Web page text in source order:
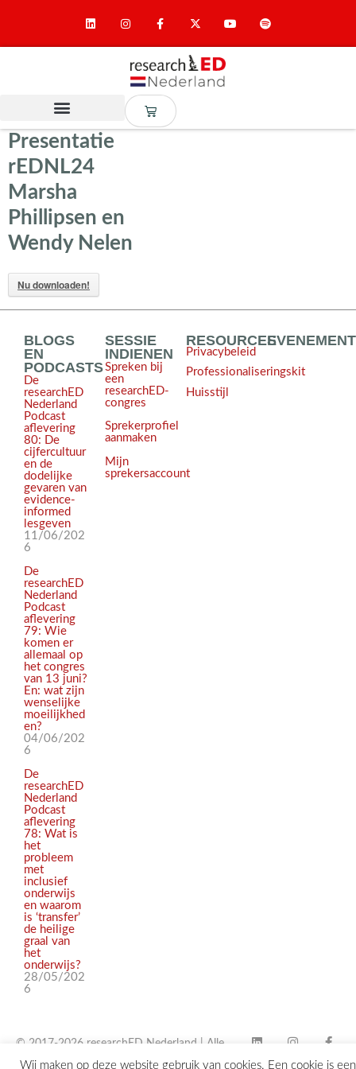
Presentatie
rEDNL24
Marsha
Phillipsen en
Wendy Nelen
Nu downloaden!
BLOGS
EN
PODCASTS
De
researchED
Nederland
Podcast
aflevering
80: De
cijfercultuur
en de
dodelijke
gevaren van
evidence-
informed
lesgeven
11/06/202
6
De
researchED
Nederland
Podcast
aflevering
79: Wie
komen er
allemaal op
het congres
van 13 juni?
En: wat zijn
wenselijke
moeilijkhed
en?
04/06/202
6
De
researchED
Nederland
Podcast
aflevering
78: Wat is
het
probleem
met
inclusief
onderwijs
en waarom
is ‘transfer’
de heilige
graal van
het
onderwijs?
28/05/202
6
SESSIE
INDIENEN
Spreken bij
een
researchED-
congres
Sprekerprofiel
aanmaken
Mijn
sprekersaccount
RESOURCES
Privacybeleid
Professionaliseringskit
Huisstijl
© 2017-2026 researchED Nederland | Alle
Wij maken op deze website gebruik van cookies. Een cookie is een